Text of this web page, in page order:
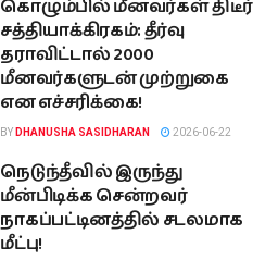
கொழும்பில் மீனவர்கள் திடீர்
சத்தியாக்கிரகம்: தீர்வு
தராவிட்டால் 2000
மீனவர்களுடன் முற்றுகை
என எச்சரிக்கை!
BY DHANUSHA SASIDHARAN 2026-06-22
நெடுந்தீவில் இருந்து
மீன்பிடிக்க சென்றவர்
நாகப்பட்டினத்தில் சடலமாக
மீட்பு!